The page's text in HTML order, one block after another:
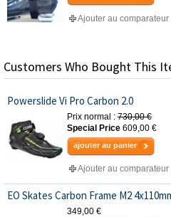
Ajouter au comparateur
Customers Who Bought This
Powerslide Vi Pro Carbon 2.0
Prix normal : 730,00 €
Special Price 609,00 €
ajouter au panier
Ajouter au comparateur
EO Skates Carbon Frame M2
349,00 €